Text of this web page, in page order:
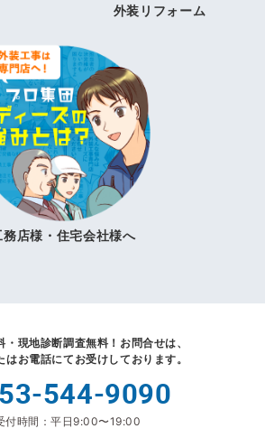
外装リフォーム
務店様・住宅会社様へ
・現地診断調査無料！ お問合せは、
はお電話にてお受けしております。
544-9090
付時間：平日9:00〜19:00